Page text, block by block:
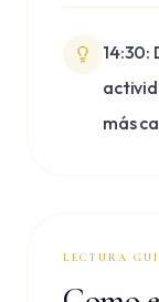
14:30:
más
LECTURA